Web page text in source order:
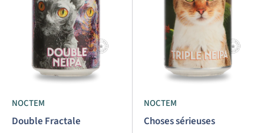
NOCTEM
Double Fractale
NOCTEM
Choses sérieuses